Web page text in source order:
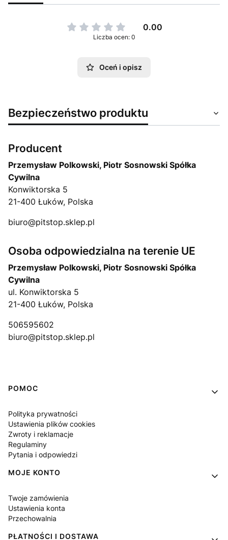
0.00
Liczba ocen: 0
Oceń i opisz
Bezpieczeństwo produktu
Producent
Przemysław Polkowski, Piotr Sosnowski Spółka
Cywilna
Konwiktorska 5
21-400 Łuków, Polska
biuro@pitstop.sklep.pl
Osoba odpowiedzialna na terenie UE
Przemysław Polkowski, Piotr Sosnowski Spółka
Cywilna
ul. Konwiktorska 5
21-400 Łuków, Polska
506595602
biuro@pitstop.sklep.pl
Linki w stopce
POMOC
Polityka prywatności
Ustawienia plików cookies
Zwroty i reklamacje
Regulaminy
Pytania i odpowiedzi
MOJE KONTO
Twoje zamówienia
Ustawienia konta
Przechowalnia
PŁATNOŚCI I DOSTAWA